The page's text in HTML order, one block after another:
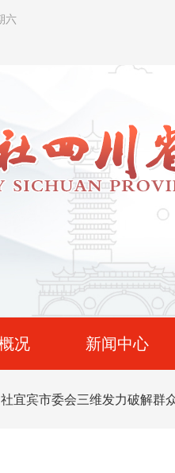
六
况 新闻中心
宜宾市委会三维发力破解群